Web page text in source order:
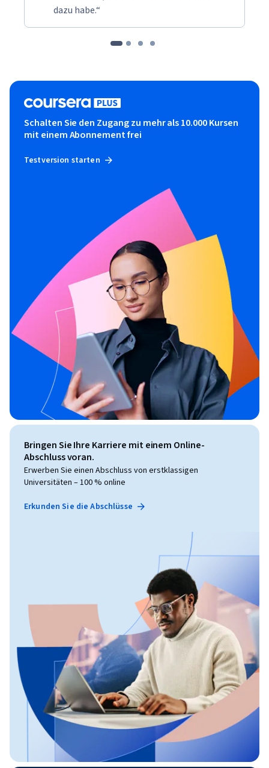
dazu habe.“
Schalten Sie den Zugang zu mehr als 10.000 Kursen
mit einem Abonnement frei
Testversion starten
Bringen Sie Ihre Karriere mit einem Online-
Abschluss voran.
Erwerben Sie einen Abschluss von erstklassigen
Universitäten – 100 % online
Erkunden Sie die Abschlüsse